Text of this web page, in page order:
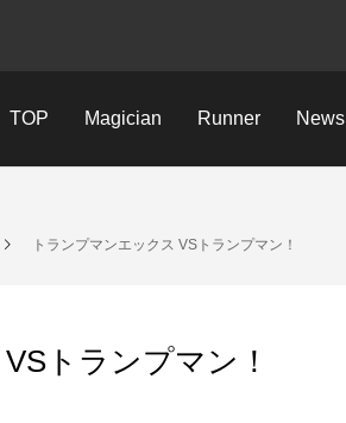
TOP Magician Runner News
トランプマンエックス VSトランプマン！
トランプマン！